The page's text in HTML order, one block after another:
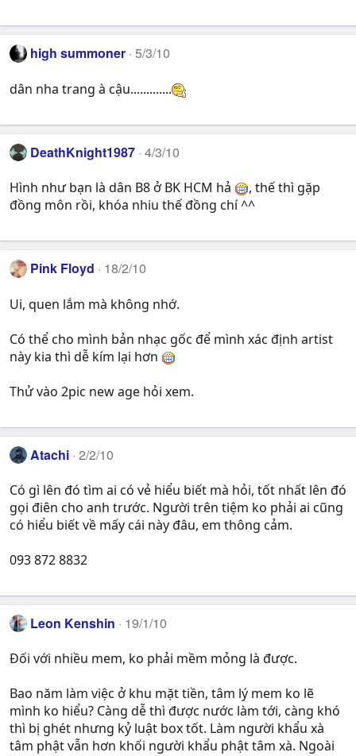
high summoner 5/3/10
dân nha trang à cậu.............
DeathKnight1987 4/3/10
Hình như bạn là dân B8 ở BK HCM hả
, thế thì gặp
đồng môn rồi, khóa nhiu thế đồng chí ^^
Pink Floyd 18/2/10
Ui, quen lắm mà không nhớ.
Có thể cho mình bản nhạc gốc để mình xác định artist
này kia thì dễ kím lại hơn
Thử vào 2pic new age hỏi xem.
Atachi 2/2/10
Có gì lên đó tìm ai có vẻ hiểu biết mà hỏi, tốt nhất lên đó
gọi điên cho anh trước. Người trên tiệm ko phải ai cũng
có hiểu biết về mấy cái này đâu, em thông cảm.
093 872 8832
Leon Kenshin 19/1/10
Đối với nhiều mem, ko phải mềm mỏng là được.
Bao năm làm việc ở khu mặt tiền, tâm lý mem ko lẽ
mình ko hiểu? Càng dễ thì được nước làm tới, càng khó
thì bị ghét nhưng kỷ luật box tốt. Làm người khẩu xà
tâm phật vẫn hơn khối người khẩu phật tâm xà. Ngoài